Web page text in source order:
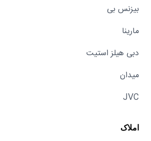
بیزنس بی
مارینا
دبی هیلز استیت
میدان
JVC
املاک